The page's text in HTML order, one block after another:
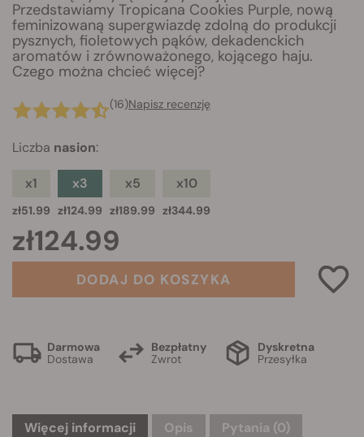
Przedstawiamy Tropicana Cookies Purple, nową
feminizowaną supergwiazdę zdolną do produkcji
pysznych, fioletowych pąków, dekadenckich
aromatów i zrównoważonego, kojącego haju.
Czego można chcieć więcej?
(16)Napisz recenzję
Liczba nasion:
x1
zł51.99
x3
zł124.99
x5
zł189.99
x10
zł344.99
zł124.99
DODAJ DO KOSZYKA
Darmowa
Dostawa
Bezpłatny
Zwrot
Dyskretna
Przesyłka
Więcej informacji Opis Pytania (0)